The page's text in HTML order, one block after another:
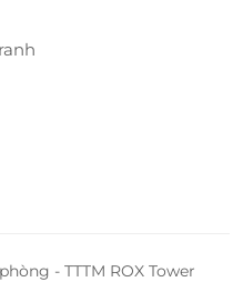
nghệ thuật, mà là
nhận chiều sâu văn hóa
- TTTM ROX Tower